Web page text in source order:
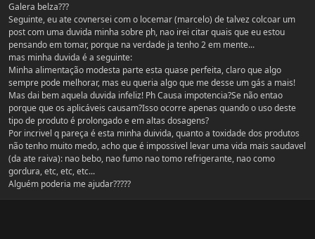
Galera belza???
Seguinte, eu ate covnersei com o locemar (marcelo) de talvez colcoar um
post com uma duvida minha sobre ph, nao irei citar quais que eu estou
pensando em tomar, porque na verdade ja tenho 2 em mente...
mas minha duvida é a seguinte:
Minha alimentação modesta parte esta quase perfeita, claro que algo
sempre pode melhorar, mas eu queria algo que me desse um gás a mais!
Mas dai bem aquela duvida infeliz! Ph Causa impotencia?Se não entao
porque que os aplicáveis causam?Isso ocorre apenas quando o uso deste
tipo de produto é prolongado e em altas dosagens?
Por incrivel q pareça é esta minha duivida, quanto a toxidade dos produtos
não tenho muito medo, acho que é impossivel levar uma vida mais saudavel
(da ate raiva): nao bebo, nao fumo nao tomo refrigerante, nao como
gordura, etc, etc, etc...
Alguém poderia me ajudar?????